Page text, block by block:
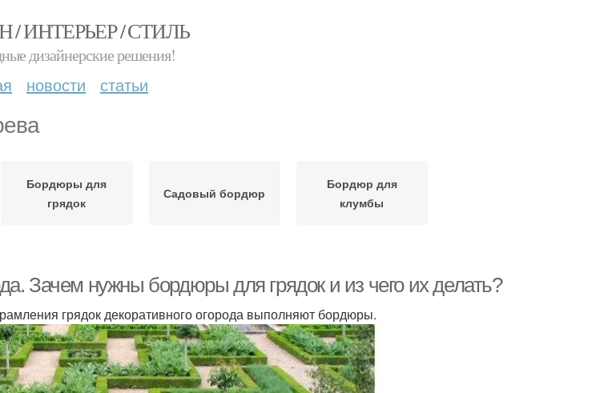
/ ИНТЕРЬЕР / СТИЛЬ
дизайнерские решения!
новости статьи
Бордюры для
грядок
Садовый бордюр
Бордюр для
клумбы
Зачем нужны бордюры для грядок и из чего их делать?
грядок декоративного огорода выполняют бордюры.